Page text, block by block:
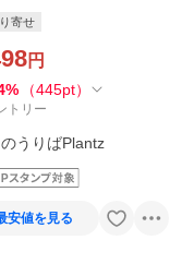
寄せ
円
% （445pt）
トリー
のうりばPlantz
安値を見る